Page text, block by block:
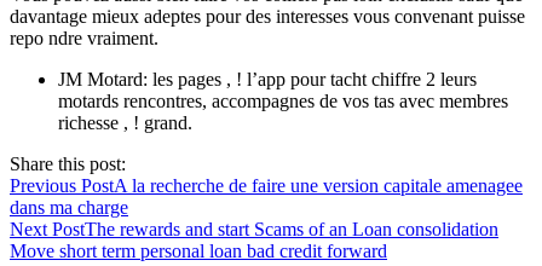
davantage mieux adeptes pour des interesses vous convenant puisse
repo ndre vraiment.
JM Motard: les pages , ! l’app pour tacht chiffre 2 leurs
motards rencontres, accompagnes de vos tas avec membres
richesse , ! grand.
Share this post:
Previous PostA la recherche de faire une version capitale amenagee
dans ma charge
Next PostThe rewards and start Scams of an Loan consolidation
Move short term personal loan bad credit forward